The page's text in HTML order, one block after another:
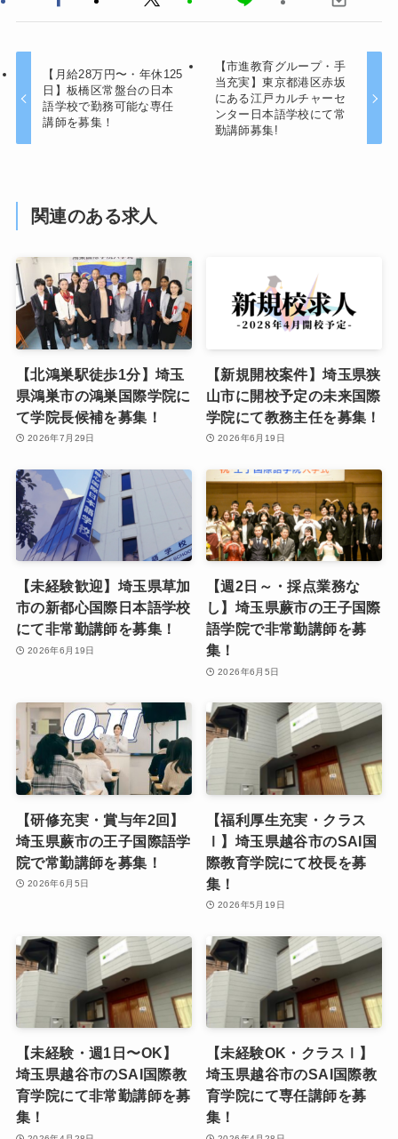
【月給28万円〜・年休125
日】板橋区常盤台の日本
語学校で勤務可能な専任
講師を募集！
【市進教育グループ・手
当充実】東京都港区赤坂
にある江戸カルチャーセ
ンター日本語学校にて常
勤講師募集!
関連のある求人
【北鴻巣駅徒歩1分】埼玉
県鴻巣市の鴻巣国際学院に
て学院長候補を募集！
2026年7月29日
【新規開校案件】埼玉県狭
山市に開校予定の未来国際
学院にて教務主任を募集！
2026年6月19日
【未経験歓迎】埼玉県草加
市の新都心国際日本語学校
にて非常勤講師を募集！
2026年6月19日
【週2日～・採点業務な
し】埼玉県蕨市の王子国際
語学院で非常勤講師を募
集！
2026年6月5日
【研修充実・賞与年2回】
埼玉県蕨市の王子国際語学
院で常勤講師を募集！
2026年6月5日
【福利厚生充実・クラス
Ⅰ】埼玉県越谷市のSAI国
際教育学院にて校長を募
集！
2026年5月19日
【未経験・週1日〜OK】
埼玉県越谷市のSAI国際教
育学院にて非常勤講師を募
集！
【未経験OK・クラスⅠ】
埼玉県越谷市のSAI国際教
育学院にて専任講師を募
集！